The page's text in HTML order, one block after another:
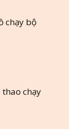
chạy bộ
chạy